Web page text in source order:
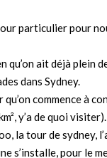
particulier pour
qu’on ait déjà plein
dans Sydney.
commence à
y’a de quoi
la tour de sydney,
s’installe, pour le